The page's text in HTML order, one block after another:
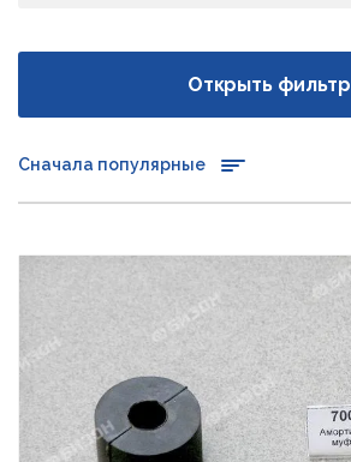
Открыть фильтр
Сначала популярные